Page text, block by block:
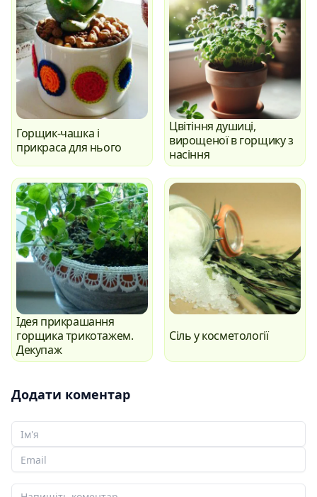
Горщик-чашка і
прикраса для нього
Цвітіння душиці,
вирощеної в горщику з
насіння
Ідея прикрашання
горщика трикотажем.
Декупаж
Сіль у косметології
Додати коментар
Ваше Ім'я
Ваш email
Ваш коментар